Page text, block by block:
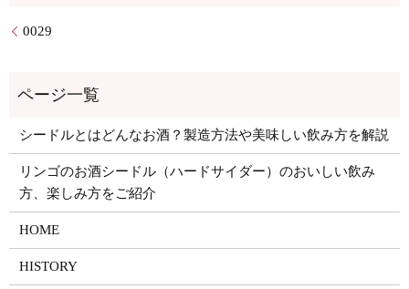
0029
シードルとはどんなお酒？製造方法や美味しい飲み方を解説
リンゴのお酒シードル（ハードサイダー）のおいしい飲み
方、楽しみ方をご紹介
HOME
HISTORY